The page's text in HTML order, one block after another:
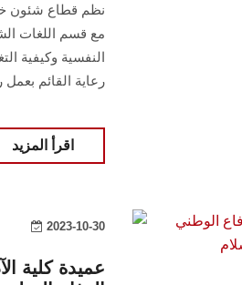
نظم قطاع شئون
مع قسم اللغات
النفسية وكيفية
رعاية القائم
اقرأ المزيد
2023-10-30
عميدة كلية